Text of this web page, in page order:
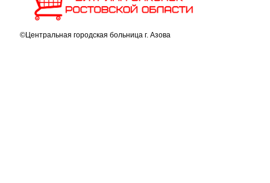
©Центральная городская больница г. Азова